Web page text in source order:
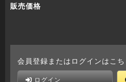
販売価格
会員登録またはログインはこち
ログイン